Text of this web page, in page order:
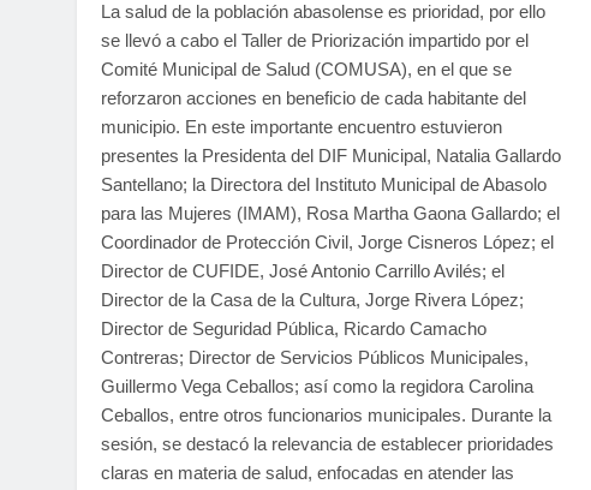
La salud de la población abasolense es prioridad, por ello
se llevó a cabo el Taller de Priorización impartido por el
Comité Municipal de Salud (COMUSA), en el que se
reforzaron acciones en beneficio de cada habitante del
municipio. En este importante encuentro estuvieron
presentes la Presidenta del DIF Municipal, Natalia Gallardo
Santellano; la Directora del Instituto Municipal de Abasolo
para las Mujeres (IMAM), Rosa Martha Gaona Gallardo; el
Coordinador de Protección Civil, Jorge Cisneros López; el
Director de CUFIDE, José Antonio Carrillo Avilés; el
Director de la Casa de la Cultura, Jorge Rivera López;
Director de Seguridad Pública, Ricardo Camacho
Contreras; Director de Servicios Públicos Municipales,
Guillermo Vega Ceballos; así como la regidora Carolina
Ceballos, entre otros funcionarios municipales. Durante la
sesión, se destacó la relevancia de establecer prioridades
claras en materia de salud, enfocadas en atender las